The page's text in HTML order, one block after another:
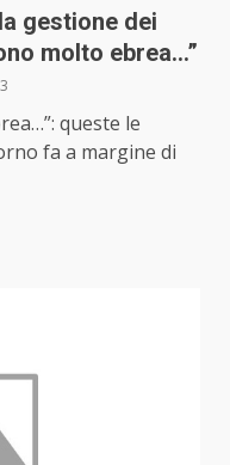
gestione dei
molto ebrea…”
queste le
fa a margine di